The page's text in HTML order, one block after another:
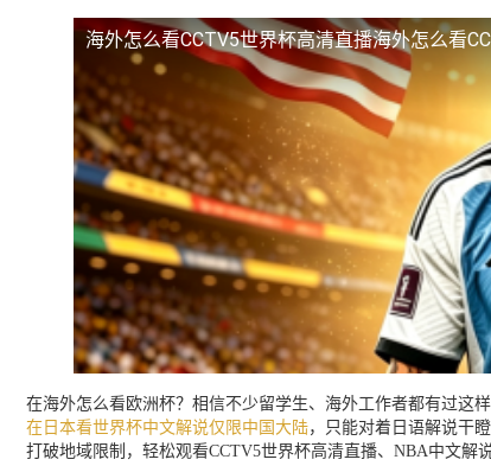
海外怎么看CCTV5世界杯高清直播海外怎么看
在海外怎么看欧洲杯？相信不少留学生、海外工作者都有过这
在日本看世界杯中文解说仅限中国大陆，只能对着日语解说干
打破地域限制，轻松观看CCTV5世界杯高清直播、NBA中文解